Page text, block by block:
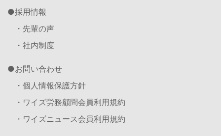
採用情報
・先輩の声
・社内制度
お問い合わせ
・個人情報保護方針
・ワイズ労務顧問会員利用規約
・ワイズニュース会員利用規約